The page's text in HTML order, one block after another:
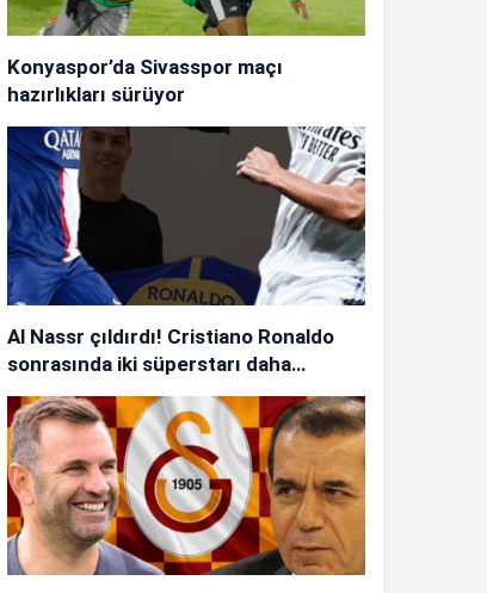
Konyaspor’da Sivasspor maçı
hazırlıkları sürüyor
Al Nassr çıldırdı! Cristiano Ronaldo
sonrasında iki süperstarı daha
istiyorlar…